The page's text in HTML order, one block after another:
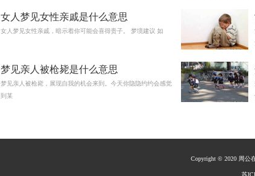
女人梦见女性亲戚是什么意思
女人梦见女性亲戚，暗示着你可能会喜得贵子。 梦境建议 如
梦见亲人被枪毙是什么意思
梦见亲人被枪毙，展现自我的机会来到。今天你隐隐约约会感觉
到某
Copyright © 2020 周公
苏